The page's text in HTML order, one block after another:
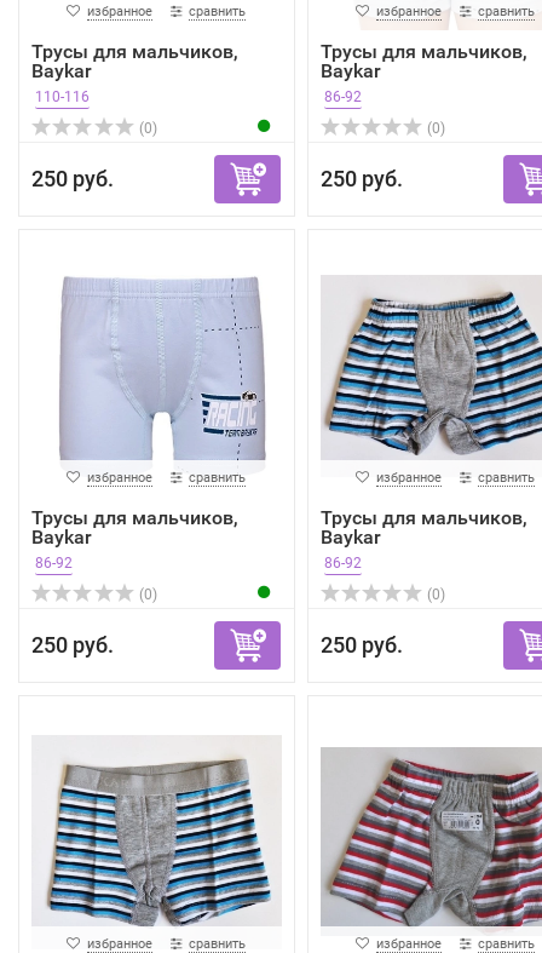
избранное сравнить
Трусы для мальчиков,
Baykar
110-116
(0)
250 руб.
избранное сравнить
Трусы для мальчиков,
Baykar
86-92
(0)
250 руб.
избранное сравнить
Трусы для мальчиков,
Baykar
86-92
(0)
250 руб.
избранное сравнить
Трусы для мальчиков,
Baykar
86-92
(0)
250 руб.
избранное сравнить избранное сравнить